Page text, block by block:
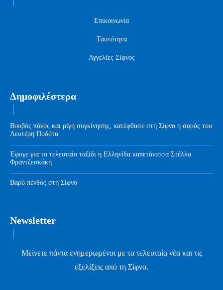
Επικοινωνία
Ταυτότητα
Αγγελίες Σίφνος
Δημοφιλέστερα
Βουβός πόνος και ρίγη συγκίνησης, κατέφθασε στη Σίφνο η σορός του
Λευτέρη Ποδότα
Έφυγε για το τελευταίο ταξίδι η Ελληνίδα καπετάνισσα Στέλλα
Φραντζεσκάκη
Βαρύ πένθος στη Σίφνο
Newsletter
Μείνετε πάντα ενημερωμένοι με τα τελευταία νέα και τις
εξελίξεις από τη Σίφνο.